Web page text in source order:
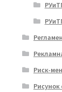
Риск-
Рисунок